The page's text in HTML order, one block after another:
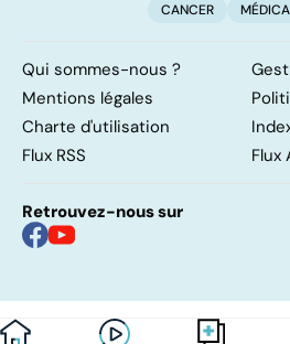
CANCER
Qui sommes-nous ?
Mentions légales
Charte d'utilisation
Flux RSS
Flux
Retrouvez-nous sur